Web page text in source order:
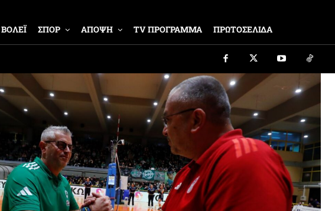
ΒΟΛΕΪ ΣΠΟΡ ΑΠΟΨΗ TV ΠΡΟΓΡΑΜΜΑ ΠΡΩΤΟΣΕΛΙΔΑ